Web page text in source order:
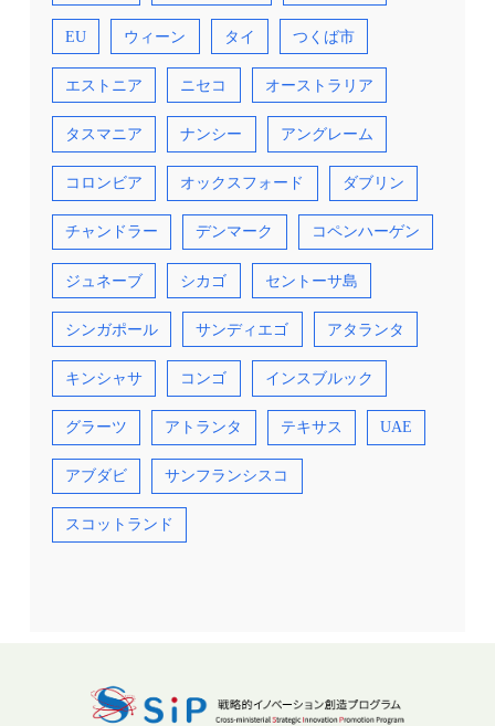
EU ウィーン タイ つくば市
エストニア ニセコ オーストラリア
タスマニア ナンシー アングレーム
コロンビア オックスフォード ダブリン
チャンドラー デンマーク コペンハーゲン
ジュネーブ シカゴ セントーサ島
シンガポール サンディエゴ アタランタ
キンシャサ コンゴ インスブルック
グラーツ アトランタ テキサス UAE
アブダビ サンフランシスコ
スコットランド